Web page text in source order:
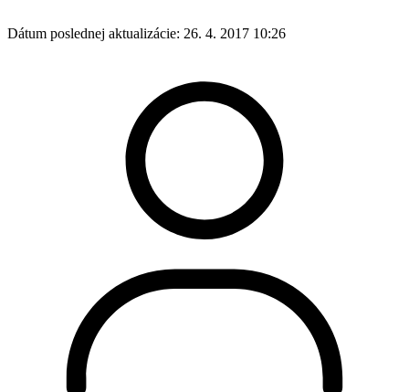
Dátum poslednej aktualizácie: 26. 4. 2017 10:26